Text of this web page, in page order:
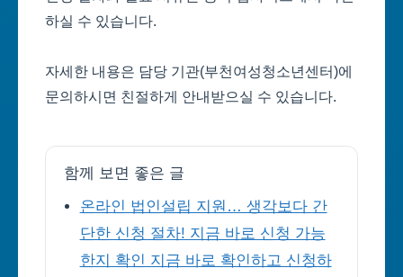
하실 수 있습니다.
자세한 내용은 담당 기관(부천여성청소년센터)에
문의하시면 친절하게 안내받으실 수 있습니다.
함께 보면 좋은 글
온라인 법인설립 지원… 생각보다 간
단한 신청 절차! 지금 바로 신청 가능
한지 확인 지금 바로 확인하고 신청하